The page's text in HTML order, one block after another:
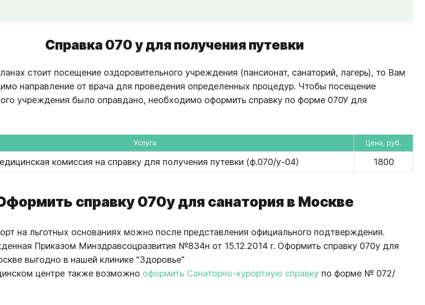
Справка 070 у для получения путевки
стоит посещение оздоровительного учреждения (пансионат, санаторий, лагерь), то Вам
направление от врача для проведения определенных процедур. Чтобы посещение
учреждения было оправдано, необходимо оформить справку по форме 070У для
Услуга Цена, руб.
комиссия на справку для получения путевки (ф.070/у-04) 1800
справку 070у для санатория в Москве
на льготных основаниях можно после представления официального подтверждения.
Приказом Минздравсоцразвития №834н от 15.12.2014 г. Оформить справку 070у для
выгодно в нашей клинике "Здоровье"
центре также возможно оформить Санаторно-курортную справку по форме № 072/